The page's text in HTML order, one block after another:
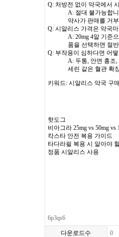
Q: 처방전 없이 약국에서
A: 절대 불가능합
약사가 판매를 거
Q: 시알리스 가격은 약국
A: 20mg 4알 기준
품을 선택하면 절
Q: 부작용이 심하다면 어
A: 두통, 안면 홍조
세린 같은 혈관 확
키워드: 시알리스 약국 구
핫도그
비아그라 25mg vs 50mg
칵스타 안전 복용 가이드
타다라필 복용 시 알아야
정품 시알리스 사용
6p3qs6
다운로드수 0